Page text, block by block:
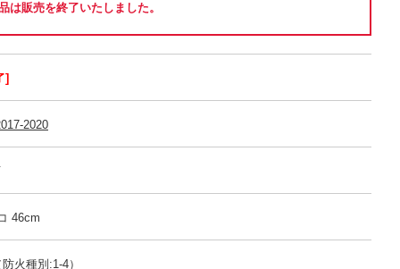
は販売を終了いたしました。
]
2020
46cm
火種別:1-4）